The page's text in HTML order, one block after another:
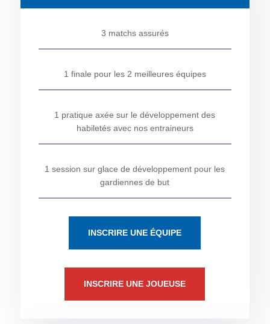
3 matchs assurés
1 finale pour les 2 meilleures équipes
1 pratique axée sur le développement des
habiletés avec nos entraineurs
1 session sur glace de développement pour les
gardiennes de but
INSCRIRE UNE ÉQUIPE
INSCRIRE UNE JOUEUSE